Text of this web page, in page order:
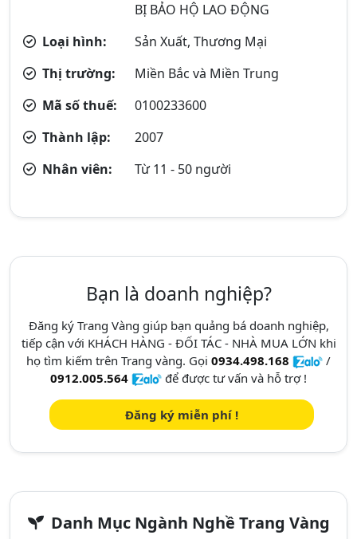
BỊ BẢO HỘ LAO ĐỘNG
Loại hình:
Sản Xuất, Thương Mại
Thị trường:
Miền Bắc và Miền Trung
Mã số thuế:
0100233600
Thành lập:
2007
Nhân viên:
Từ 11 - 50 người
Bạn là doanh nghiệp?
Đăng ký Trang Vàng giúp bạn quảng bá doanh nghiệp,
tiếp cận với KHÁCH HÀNG - ĐỐI TÁC - NHÀ MUA LỚN khi
họ tìm kiếm trên Trang vàng. Gọi 0934.498.168
/
0912.005.564
để được tư vấn và hỗ trợ !
Đăng ký miễn phí !
Danh Mục Ngành Nghề Trang Vàng